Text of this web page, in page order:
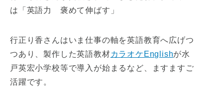
は「英語力 褒めて伸ばす」
行正り香さんはいま仕事の軸を英語教育へ広げつ
つあり、製作した英語教材カラオケEnglishが水
戸英宏小学校等で導入が始まるなど、ますますご
活躍です。